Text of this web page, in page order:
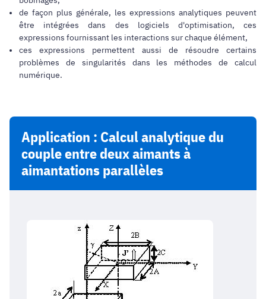
de façon plus générale, les expressions analytiques peuvent
être intégrées dans des logiciels d'optimisation, ces
expressions fournissant les interactions sur chaque élément,
ces expressions permettent aussi de résoudre certains
problèmes de singularités dans les méthodes de calcul
numérique.
Application : Calcul analytique du
couple entre deux aimants à
aimantations parallèles